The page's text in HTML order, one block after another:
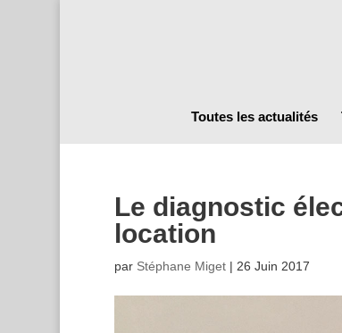
Toutes les actualités
Le diagnostic
location
par Stéphane Miget| 26 Juin 2017